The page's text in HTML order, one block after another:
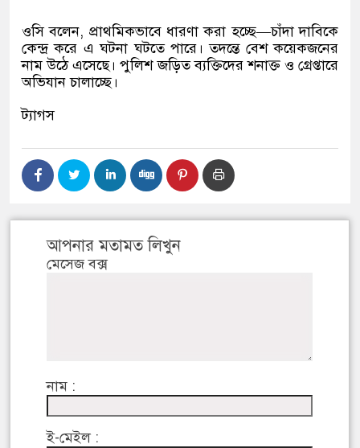
ওসি বলেন, প্রাথমিকভাবে ধারণা করা হচ্ছে—চাঁদা দাবিকে
কেন্দ্র করে এ ঘটনা ঘটতে পারে। তদন্তে বেশ কয়েকজনের
নাম উঠে এসেছে। পুলিশ জড়িত ব্যক্তিদের শনাক্ত ও গ্রেপ্তারে
অভিযান চালাচ্ছে।
ট্যাগস
আপনার মতামত লিখুন
মেসেজ বক্স
নাম :
ই-মেইল :